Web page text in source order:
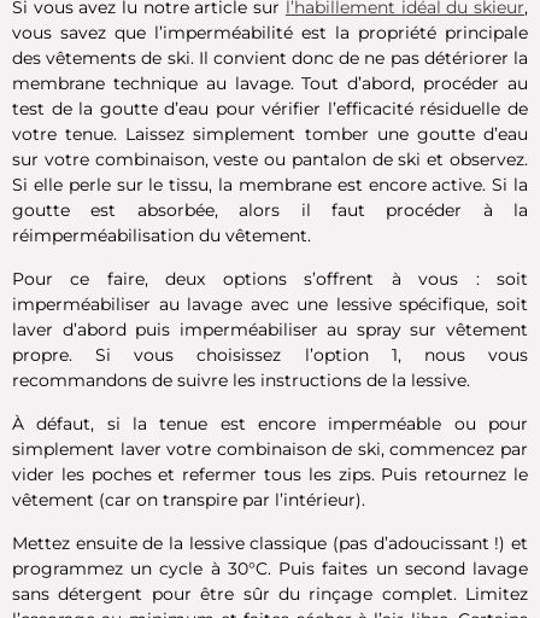
Si vous avez lu notre article sur l’habillement idéal du skieur,
vous savez que l’imperméabilité est la propriété principale
des vêtements de ski. Il convient donc de ne pas détériorer la
membrane technique au lavage. Tout d’abord, procéder au
test de la goutte d’eau pour vérifier l’efficacité résiduelle de
votre tenue. Laissez simplement tomber une goutte d’eau
sur votre combinaison, veste ou pantalon de ski et observez.
Si elle perle sur le tissu, la membrane est encore active. Si la
goutte est absorbée, alors il faut procéder à la
réimperméabilisation du vêtement.
Pour ce faire, deux options s’offrent à vous : soit
imperméabiliser au lavage avec une lessive spécifique, soit
laver d’abord puis imperméabiliser au spray sur vêtement
propre. Si vous choisissez l’option 1, nous vous
recommandons de suivre les instructions de la lessive.
À défaut, si la tenue est encore imperméable ou pour
simplement laver votre combinaison de ski, commencez par
vider les poches et refermer tous les zips. Puis retournez le
vêtement (car on transpire par l’intérieur).
Mettez ensuite de la lessive classique (pas d’adoucissant !) et
programmez un cycle à 30°C. Puis faites un second lavage
sans détergent pour être sûr du rinçage complet. Limitez